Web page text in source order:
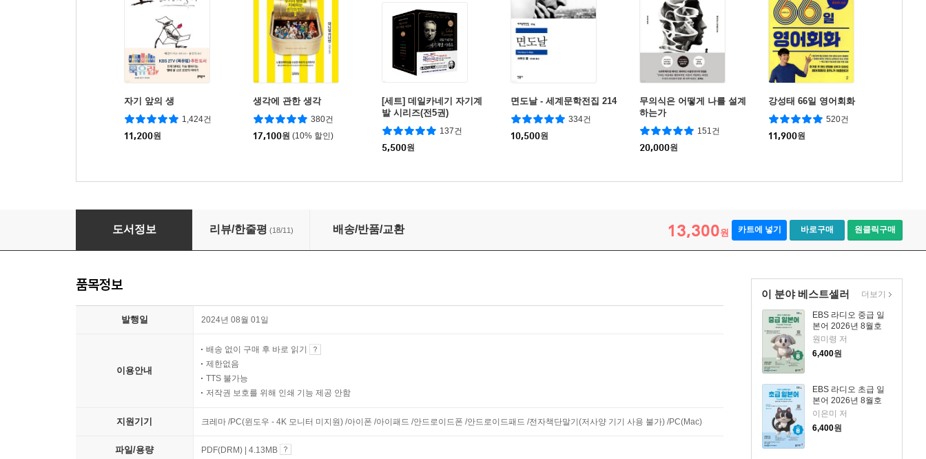
자기 앞의 생
1,424건
11,200원
생각에 관한 생각
380건
17,100원 (10% 할인)
[세트] 데일카네기 자기계
발 시리즈(전5권)
137건
5,500원
면도날 - 세계문학전집 214
334건
10,500원
무의식은 어떻게 나를 설계
하는가
151건
20,000원
강성태 66일 영어회화
520건
11,900원
시바시바 공부하는 일본어
도서정보 리뷰/한줄평 (18/11) 배송/반품/교환 13,300원 카트에 넣기 바로구매 원클릭구매
이 분야 베스트셀러
EBS 라디오 중급 일
본어 2026년 8월호
원미령 저
6,400원
EBS 라디오 초급 일
본어 2026년 8월호
이은미 저
6,400원
더보기
품목정보
발행일 2024년 08월 01일
이용안내
배송 없이 구매 후 바로 읽기
제한없음
TTS 불가능
저작권 보호를 위해 인쇄 기능 제공 안함
지원기기 크레마 /PC(윈도우 - 4K 모니터 미지원) /아이폰 /아이패드 /안드로이드폰 /안드로이드패드 /전자책단말기(저사양 기기 사용 불가) /PC(Mac)
파일/용량 PDF(DRM) | 4.13MB